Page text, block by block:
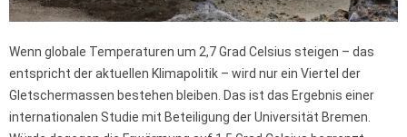
Wenn globale Temperaturen um 2,7 Grad Celsius steigen – das
entspricht der aktuellen Klimapolitik – wird nur ein Viertel der
Gletschermassen bestehen bleiben. Das ist das Ergebnis einer
internationalen Studie mit Beteiligung der Universität Bremen.